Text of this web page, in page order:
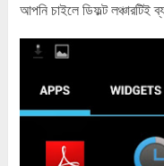
আপনি চাইলে ডিফল্ট লঞ্চারটিই